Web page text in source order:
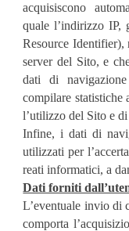
acquisiscono
quale l’indirizzo
Resource Identifier),
server del Sito, e
dati di
compilare statistiche
l’utilizzo del Sito e
Infine, i dati di
utilizzati per
reati informatici, a
Dati forniti
L’eventuale invio di
comporta